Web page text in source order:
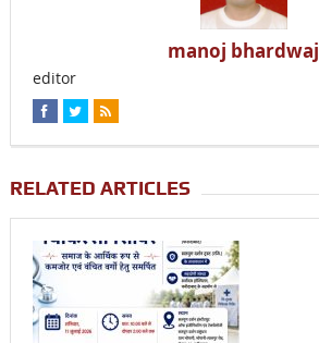
manoj bhardwaj
editor
RELATED ARTICLES